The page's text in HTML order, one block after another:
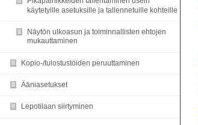
käytetyille asetuksille ja tallennetuille kohteille
Näytön ulkoasun ja toiminnallisten ehtojen
mukauttaminen
Kopio-/tulostustöiden peruuttaminen
Ääniasetukset
Lepotilaan siirtyminen